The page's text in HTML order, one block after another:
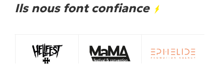
Ils nous font confiance